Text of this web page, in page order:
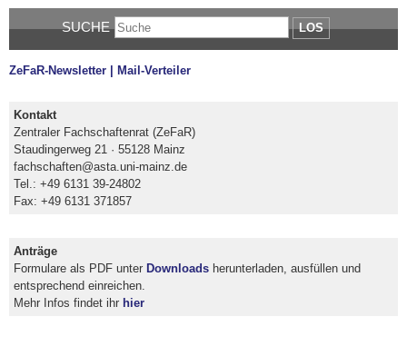
SUCHE LOS
ZeFaR-Newsletter | Mail-Verteiler
Kontakt
Zentraler Fachschaftenrat (ZeFaR)
Staudingerweg 21 · 55128 Mainz
fachschaften@asta.uni-mainz.de
Tel.: +49 6131 39-24802
Fax: +49 6131 371857
Anträge
Formulare als PDF unter Downloads herunterladen, ausfüllen und
entsprechend einreichen.
Mehr Infos findet ihr hier